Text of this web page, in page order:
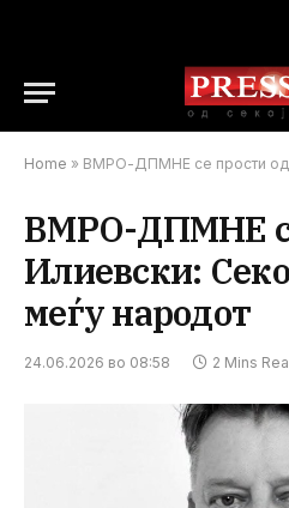
Home » ВМРО-ДПМНЕ се прости од
ВМРО-ДПМНЕ
Илиевски:
меѓу народот
24.06.2026 во 08:58 2 Mins